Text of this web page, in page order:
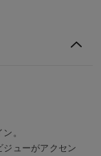
。
ューがアクセン